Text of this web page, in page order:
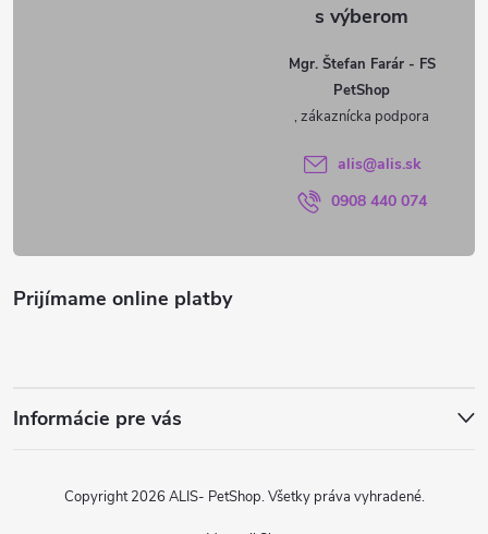
Mgr. Štefan Farár - FS
PetShop
alis@alis.sk
0908 440 074
Prijímame online platby
Informácie pre vás
Copyright 2026 ALIS- PetShop. Všetky práva vyhradené.